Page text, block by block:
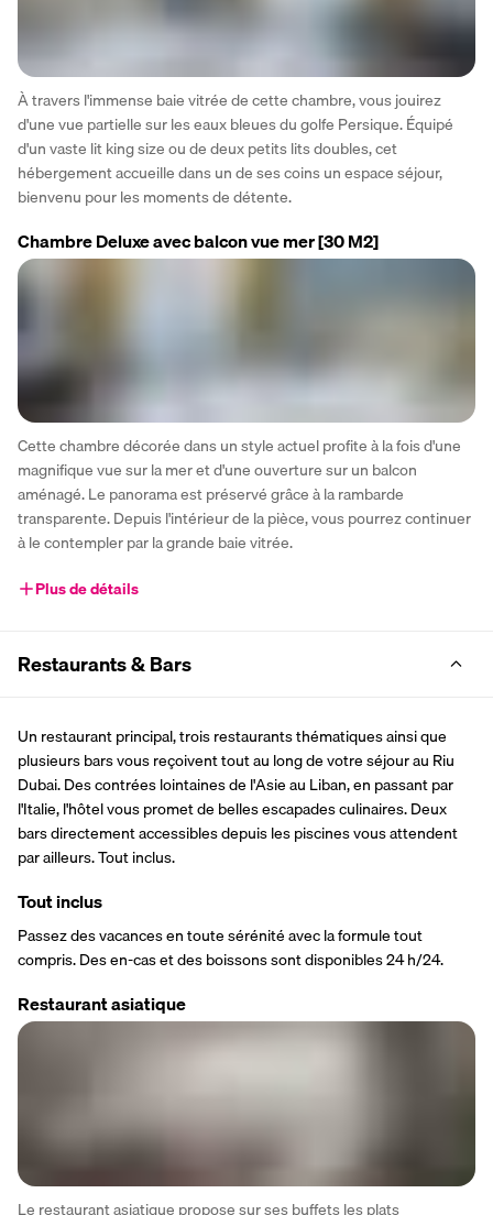
À travers l'immense baie vitrée de cette chambre, vous jouirez
d'une vue partielle sur les eaux bleues du golfe Persique. Équipé
d'un vaste lit king size ou de deux petits lits doubles, cet
hébergement accueille dans un de ses coins un espace séjour,
bienvenu pour les moments de détente.
Chambre Deluxe avec balcon vue mer[30 M2]
Cette chambre décorée dans un style actuel profite à la fois d'une
magnifique vue sur la mer et d'une ouverture sur un balcon
aménagé. Le panorama est préservé grâce à la rambarde
transparente. Depuis l'intérieur de la pièce, vous pourrez continuer
à le contempler par la grande baie vitrée.
Plus de détails
Restaurants & Bars
Un restaurant principal, trois restaurants thématiques ainsi que
plusieurs bars vous reçoivent tout au long de votre séjour au Riu
Dubai. Des contrées lointaines de l'Asie au Liban, en passant par
l'Italie, l'hôtel vous promet de belles escapades culinaires. Deux
bars directement accessibles depuis les piscines vous attendent
par ailleurs. Tout inclus.
Tout inclus
Passez des vacances en toute sérénité avec la formule tout
compris. Des en-cas et des boissons sont disponibles 24 h/24.
Restaurant asiatique
Le restaurant asiatique propose sur ses buffets les plats